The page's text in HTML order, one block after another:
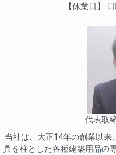
休業日
代表取
当社は、大正14年の創業以来
具を柱とした各種建築用品の